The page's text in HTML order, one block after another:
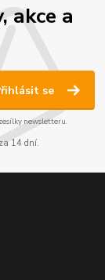
akce a
se
newsletteru.
14 dní.